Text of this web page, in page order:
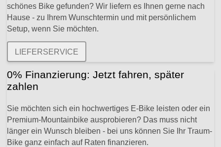
schönes Bike gefunden? Wir liefern es Ihnen gerne nach
Hause - zu Ihrem Wunschtermin und mit persönlichem
Setup, wenn Sie möchten.
LIEFERSERVICE
0% Finanzierung: Jetzt fahren, später
zahlen
Sie möchten sich ein hochwertiges E-Bike leisten oder ein
Premium-Mountainbike ausprobieren? Das muss nicht
länger ein Wunsch bleiben - bei uns können Sie Ihr Traum-
Bike ganz einfach auf Raten finanzieren.